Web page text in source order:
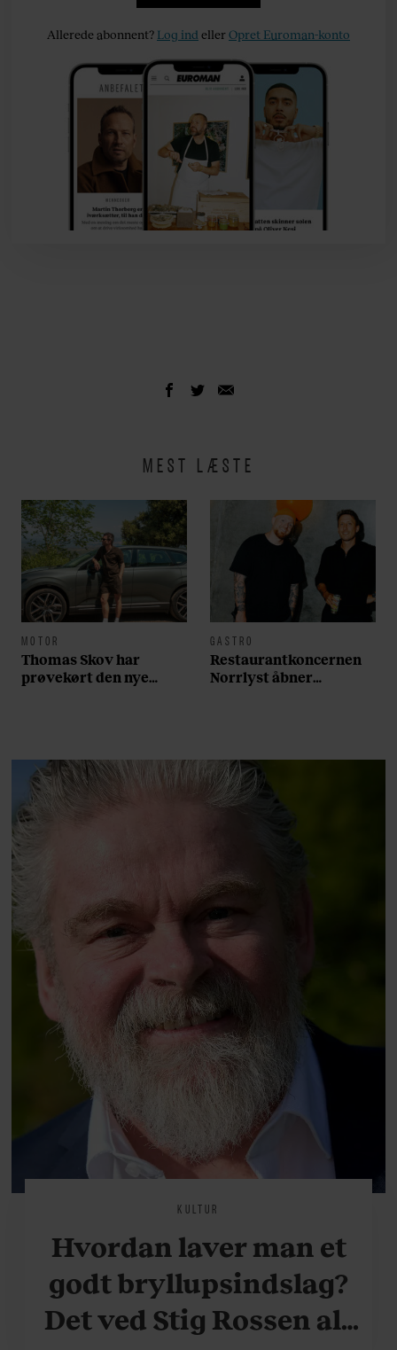
Allerede abonnent? Log ind ellerOpret Euroman-konto
MEST LÆSTE
MOTOR
Thomas Skov har
prøvekørt den nye
GASTRO
Restaurantkoncernen
Norrlyst åbner
KULTUR
Hvordan laver man et
godt bryllupsindslag?
Det ved Stig Rossen alt